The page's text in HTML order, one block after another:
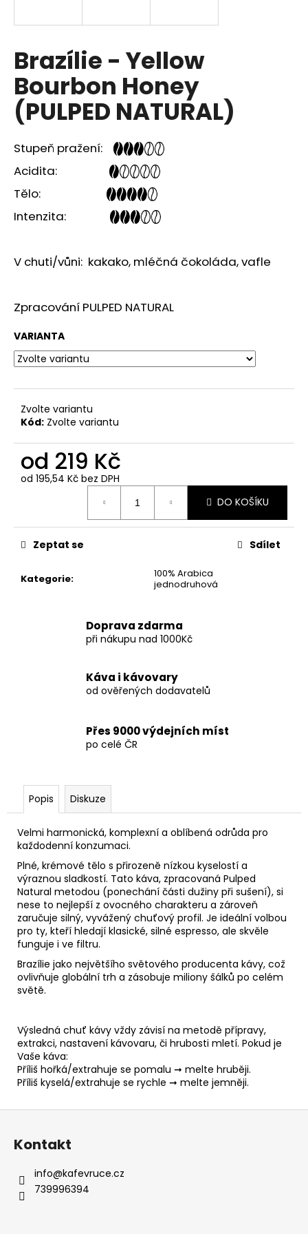
Brazílie - Yellow
Bourbon Honey
(PULPED NATURAL)
Stupeň pražení:
Acidita:
Tělo:
Intenzita:
V chuti/vůni: kakako, mléčná čokoláda, vafle
Zpracování PULPED NATURAL
VARIANTA
Zvolte variantu
Kód: Zvolte variantu
od 219 Kč
od 195,54 Kč bez DPH
DO KOŠÍKU
Kategorie:
100% Arabica
jednodruhová
Zeptat se Sdílet
Doprava zdarma
při nákupu nad 1000Kč
Káva i kávovary
od ověřených dodavatelů
Přes 9000 výdejních míst
po celé ČR
Popis Diskuze
Velmi harmonická, komplexní a oblíbená odrůda pro
každodenní konzumaci.
Plné, krémové tělo s přirozeně nízkou kyselostí a
výraznou sladkostí. Tato káva, zpracovaná Pulped
Natural metodou (ponechání části dužiny při sušení), si
nese to nejlepší z ovocného charakteru a zároveň
zaručuje silný, vyvážený chuťový profil. Je ideální volbou
pro ty, kteří hledají klasické, silné espresso, ale skvěle
funguje i ve filtru.
Brazílie jako největšího světového producenta kávy, což
ovlivňuje globální trh a zásobuje miliony šálků po celém
světě.
Výsledná chuť kávy vždy závisí na metodě přípravy,
extrakci, nastavení kávovaru, či hrubosti mletí. Pokud je
Vaše káva:
Příliš hořká/extrahuje se pomalu ➞ melte hruběji.
Příliš kyselá/extrahuje se rychle ➞ melte jemněji.
í
t
?
HLEDAT
D
o
č
j
e
m
e
BRAZÍLIE
YELLOW
BOURBON
HONEY
(PULPED
Kč
Z
Kontakt
info@kafevruce.cz
739996394